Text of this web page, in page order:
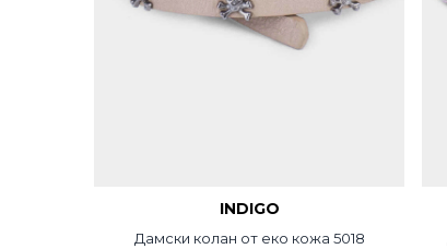
INDIGO
Дамски колан от еко кожа 5018